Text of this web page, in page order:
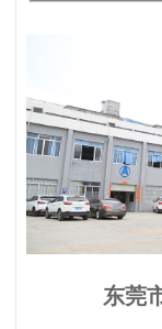
东莞